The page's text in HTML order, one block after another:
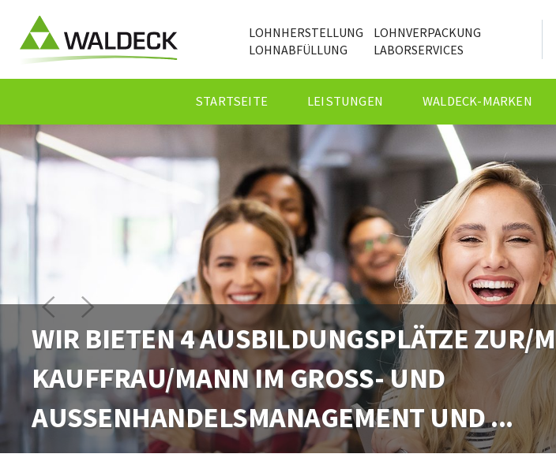
LOHNHERSTELLUNG
LOHNABFÜLLUNG
LOHNVERPACKUNG
LABORSERVICES
STARTSEITE LEISTUNGEN WALDECK-MARKEN
WIR BIETEN 4 AUSBILDUNGSPLÄTZE ZUR/M
KAUFFRAU/MANN IM GROSS- UND A
USSENHANDELSMANAGEMENT UND ...
... 2 AUSBILDUNGSPLÄTZE ZUR FACHKRAFT
FÜR LAGERLOGISTIK (M/W/D)